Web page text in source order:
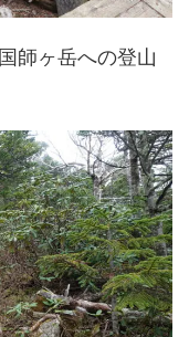
師ヶ岳への登山